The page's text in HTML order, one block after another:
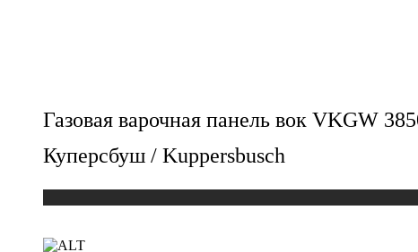
Газовая варочная панель вок VKGW
Куперсбуш / Kuppersbusch